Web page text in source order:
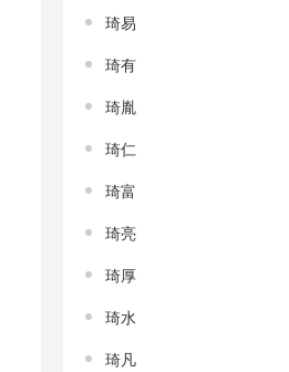
琦易
琦有
琦胤
琦仁
琦富
琦亮
琦厚
琦水
琦凡